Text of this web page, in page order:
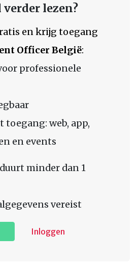
lezen?
en krijg toegang
Officer België:
professionele
toegang: web, app,
en events
minder dan 1
vereist
Inloggen